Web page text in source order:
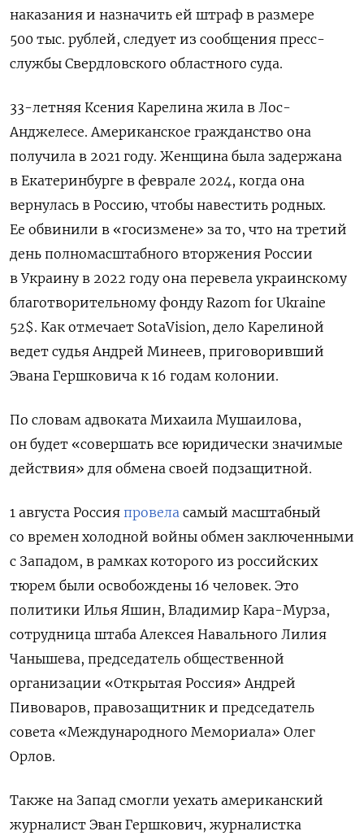
наказания и назначить ей штраф в размере
500 тыс. рублей, следует из сообщения пресс-
службы Свердловского областного суда.
33-летняя Ксения Карелина жила в Лос-
Анджелесе. Американское гражданство она
получила в 2021 году. Женщина была задержана
в Екатеринбурге в феврале 2024, когда она
вернулась в Россию, чтобы навестить родных.
Ее обвинили в «госизмене» за то, что на третий
день полномасштабного вторжения России
в Украину в 2022 году она перевела украинскому
благотворительному фонду Razom for Ukraine
52$. Как отмечает SotaVision, дело Карелиной
ведет судья Андрей Минеев, приговоривший
Эвана Гершковича к 16 годам колонии.
По словам адвоката Михаила Мушаилова,
он будет «совершать все юридически значимые
действия» для обмена своей подзащитной.
1 августа Россия провела самый масштабный
со времен холодной войны обмен заключенными
с Западом, в рамках которого из российских
тюрем были освобождены 16 человек. Это
политики Илья Яшин, Владимир Кара-Мурза,
сотрудница штаба Алексея Навального Лилия
Чанышева, председатель общественной
организации «Открытая Россия» Андрей
Пивоваров, правозащитник и председатель
совета «Международного Мемориала» Олег
Орлов.
Также на Запад смогли уехать американский
журналист Эван Гершкович, журналистка